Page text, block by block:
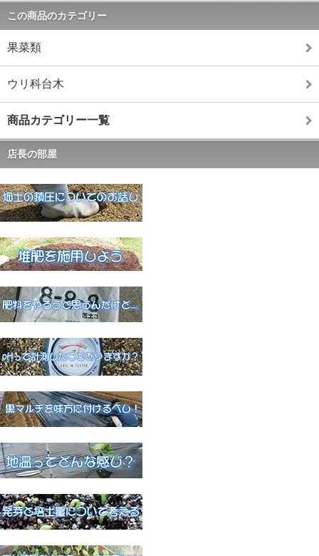
この商品のカテゴリー
果菜類
ウリ科台木
商品カテゴリー一覧
店長の部屋